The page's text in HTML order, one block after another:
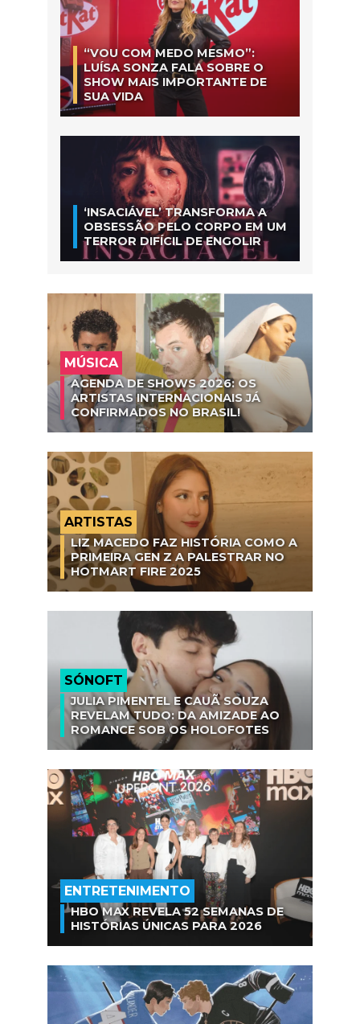
“VOU COM MEDO MESMO”:
LUÍSA SONZA FALA SOBRE O
SHOW MAIS IMPORTANTE DE
SUA VIDA
‘INSACIÁVEL’ TRANSFORMA A
OBSESSÃO PELO CORPO EM UM
TERROR DIFÍCIL DE ENGOLIR
MÚSICA
AGENDA DE SHOWS 2026: OS
ARTISTAS INTERNACIONAIS JÁ
CONFIRMADOS NO BRASIL!
ARTISTAS
LIZ MACEDO FAZ HISTÓRIA COMO A
PRIMEIRA GEN Z A PALESTRAR NO
HOTMART FIRE 2025
SÓNOFT
JULIA PIMENTEL E CAUÃ SOUZA
REVELAM TUDO: DA AMIZADE AO
ROMANCE SOB OS HOLOFOTES
ENTRETENIMENTO
HBO MAX REVELA 52 SEMANAS DE
HISTÓRIAS ÚNICAS PARA 2026